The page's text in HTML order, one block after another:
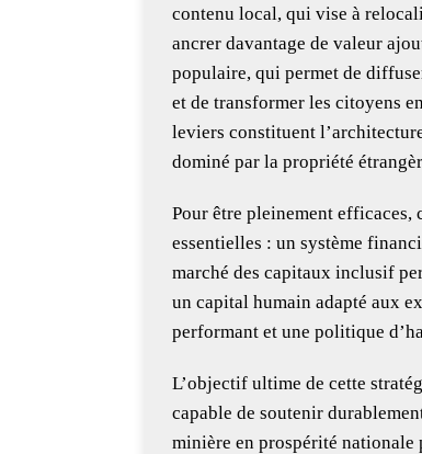
contenu local, qui vise à
ancrer davantage de valeur
populaire, qui permet de
et de transformer les citoyens
leviers constituent
dominé par la propriété
Pour être pleinement
essentielles : un système
marché des capitaux inclusif
un capital humain adapté aux
performant et une politique
L’objectif ultime de cette
capable de soutenir
minière en prospérité nationale